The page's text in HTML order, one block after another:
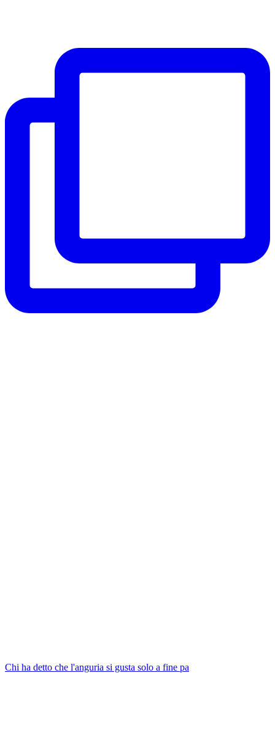
Chi ha detto che l'anguria si gusta solo a fine pa